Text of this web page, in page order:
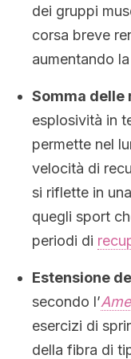
dei gruppi
corsa breve
aumentando
Somma delle
esplosività in
permette nel
velocità di
si riflette in
quegli sport
periodi di
Estensione
secondo l’
esercizi di
della fibra di